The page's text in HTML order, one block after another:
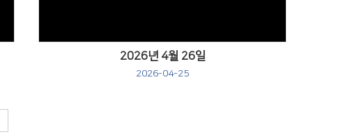
2026년 4월 26일
2026-04-25